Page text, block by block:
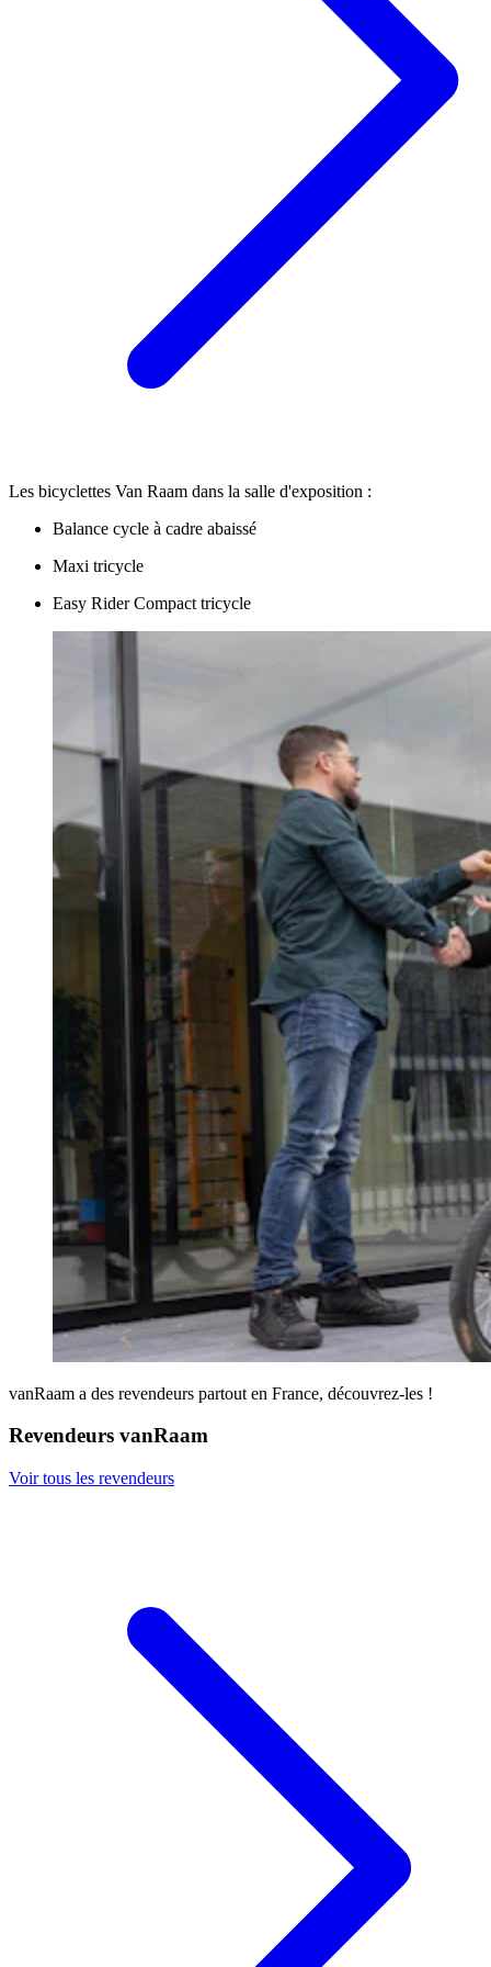
Les bicyclettes Van Raam dans la salle d'exposition :
Balance cycle à cadre abaissé
Maxi tricycle
Easy Rider Compact tricycle
vanRaam a des revendeurs partout en France, découvrez-les !
Revendeurs vanRaam
Voir tous les revendeurs